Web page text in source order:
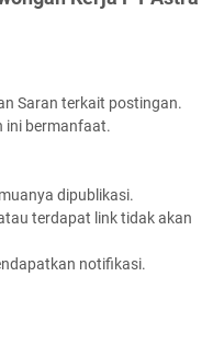
Saran terkait postingan.
ini bermanfaat.
dipublikasi.
terdapat link tidak akan
notifikasi.